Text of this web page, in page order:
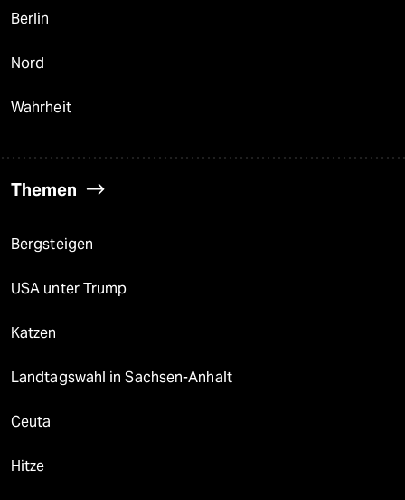
Berlin
Nord
Wahrheit
Themen
Bergsteigen
USA unter Trump
Katzen
Landtagswahl in Sachsen-Anhalt
Ceuta
Hitze